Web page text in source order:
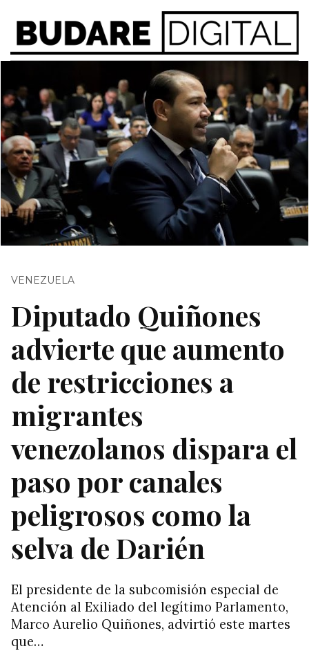
VENEZUELA
Diputado Quiñones
advierte que aumento
de restricciones a
migrantes
venezolanos dispara el
paso por canales
peligrosos como la
selva de Darién
El presidente de la subcomisión especial de
Atención al Exiliado del legítimo Parlamento,
Marco Aurelio Quiñones, advirtió este martes
que…